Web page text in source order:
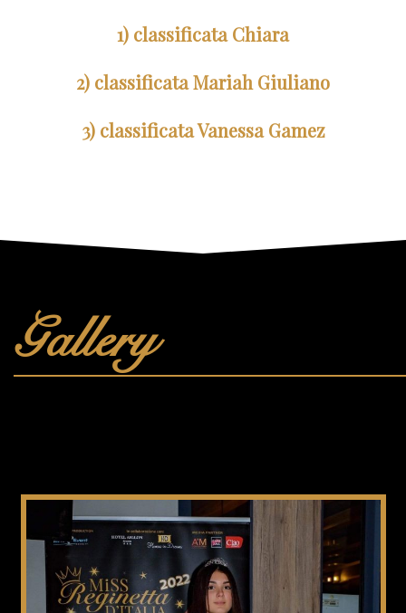
1) classificata Chiara
2) classificata Mariah Giuliano
3) classificata Vanessa Gamez
Gallery